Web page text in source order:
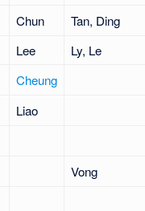
Chun
Tan, Ding
Lee
Ly, Le
Cheung
Liao
Vong